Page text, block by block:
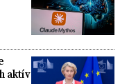
aktív